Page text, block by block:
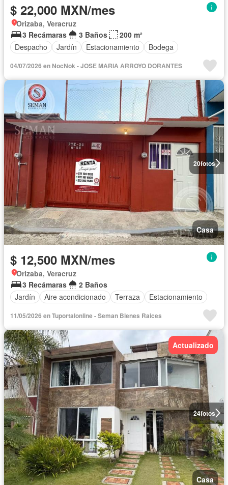
$ 22,000 MXN/mes
Orizaba, Veracruz
3 Recámaras
3 Baños
200 m²
Despacho
Jardín Estacionamiento Bodega
04/07/2026 en NocNok - JOSE MARIA ARROYO DORANTES
20fotos
Casa
$ 12,500 MXN/mes
Orizaba, Veracruz
3 Recámaras
2 Baños
Jardín
Aire acondicionado Terraza Estacionamiento
11/05/2026 en Tuportalonline - Seman Bienes Raices
24fotos
Actualizado
Casa